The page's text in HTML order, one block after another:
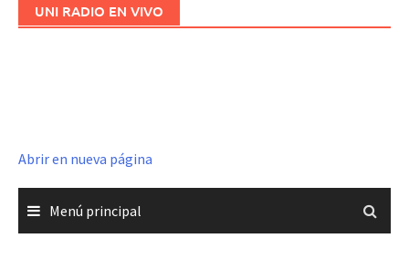
UNI RADIO EN VIVO
Abrir en nueva página
Menú principal